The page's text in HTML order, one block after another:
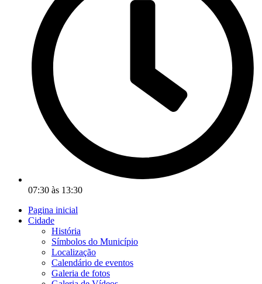
07:30 às 13:30
Pagina inicial
Cidade
História
Símbolos do Município
Localização
Calendário de eventos
Galeria de fotos